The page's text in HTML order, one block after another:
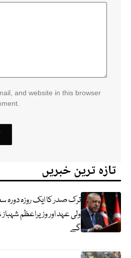
and website in this browser
تازہ ترین خبریں
ترک صدر کا ایک روزہ
ولی عہد اور وزیراعظم
گے